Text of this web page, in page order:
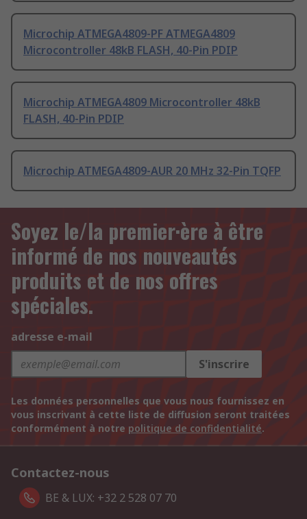
Microchip ATMEGA4809-PF ATMEGA4809
Microcontroller 48kB FLASH, 40-Pin PDIP
Microchip ATMEGA4809 Microcontroller 48kB
FLASH, 40-Pin PDIP
Microchip ATMEGA4809-AUR 20 MHz 32-Pin TQFP
Soyez le/la premier·ère à être
informé de nos nouveautés
produits et de nos offres
spéciales.
adresse e-mail
S'inscrire
Les données personnelles que vous nous fournissez en
vous inscrivant à cette liste de diffusion seront traitées
conformément à notre politique de confidentialité.
Contactez-nous
BE & LUX: +32 2 528 07 70